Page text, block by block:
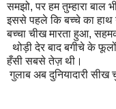
समझो,पर हम तुम्हारा बाल
इससे पहले कि बच्चे का हाथ
बच्चा चीख मारता हुआ,
थोड़ी देर बाद बगीचे के
हँसी सबसे तेज़ थी।
गुलाब अब दुनियादारी सीख